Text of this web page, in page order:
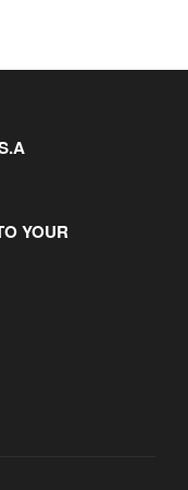
YOUR